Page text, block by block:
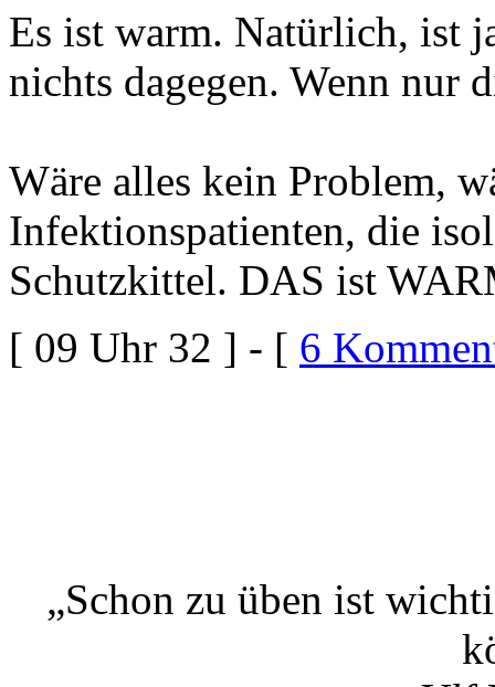
Es ist warm. Natürlich, ist
nichts dagegen. Wenn nur
Wäre alles kein Problem,
Infektionspatienten, die
Schutzkittel. DAS ist
[ 09 Uhr 32 ] - [ 6
„Schon zu üben ist